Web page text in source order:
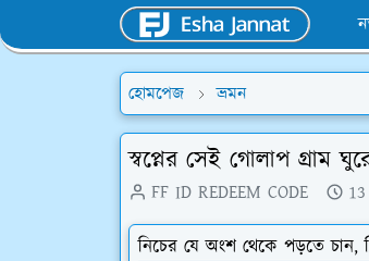
হোমপেজ ভ্রমন
স্বপ্নের সেই গোলাপ গ্রাম
FF ID REDEEM CODE
নিচের যে অংশ থেকে পড়তে চান,